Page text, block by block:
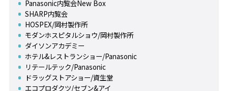
Panasonic内覧会New Box
SHARP内覧会
HOSPEX/岡村製作所
モダンホスピタルショウ/岡村製作所
ダイソンアカデミー
ホテル&レストランショー/Panasonic
リテールテック/Panasonic
ドラッグストアショー/資生堂
エコプロダクツ/セブン&アイ